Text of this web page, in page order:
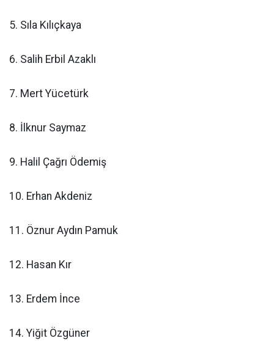
5. Sıla Kılıçkaya
6. Salih Erbil Azaklı
7. Mert Yücetürk
8. İlknur Saymaz
9. Halil Çağrı Ödemiş
10. Erhan Akdeniz
11. Öznur Aydın Pamuk
12. Hasan Kır
13. Erdem İnce
14. Yiğit Özgüner